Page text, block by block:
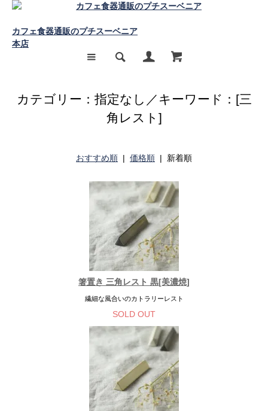
カフェ食器通販のプチスーベニア
本店
カテゴリー：指定なし／キーワード：[三
角レスト]
おすすめ順 | 価格順 | 新着順
箸置き 三角レスト 黒[美濃焼]
繊細な風合いのカトラリーレスト
SOLD OUT